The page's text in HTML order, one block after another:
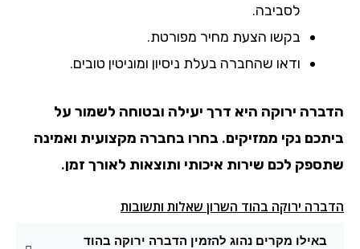
לסביבה.
בקשו הצעת מחיר מפורטת.
ודאו שהחברה בעלת ניסיון ומוניטין טובים.
הדברה ירוקה היא דרך יעילה ובטוחה לשמור על
ביתכם נקי ממזיקים. בחרו בחברה מקצועית ואמינה
שתספק לכם שירות איכותי ותוצאות לאורך זמן.
הדברה ירוקה בהוד השרון שאלות ותשובות
באילו מקרים נהוג להזמין הדברה ירוקה בהוד